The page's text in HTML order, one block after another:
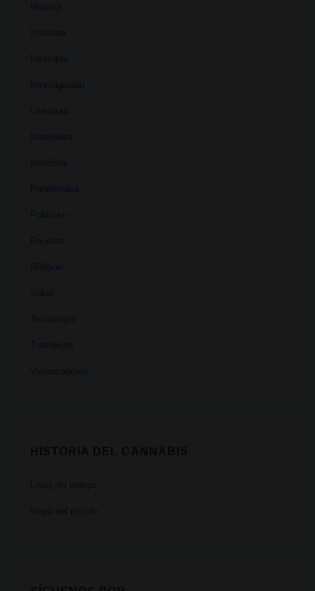
Historia
Industria
Institutos
Investigación
Literatura
Materiales
Medicina
Parafernalia
Políticas
Recetas
Religión
Salud
Tecnología
Transporte
Vaporizadores
Linea del tiempo
Mapa del mundo